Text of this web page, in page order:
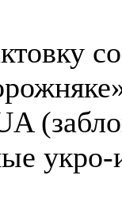
укро-